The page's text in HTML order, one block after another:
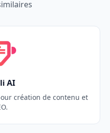
AI
création de contenu et